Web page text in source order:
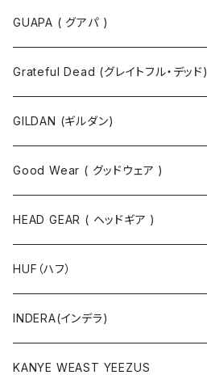
半袖Tシャツ
長袖Tシャツ
ポロシャツ
シャツ
スウェット
パーカ
ジャケット
ニット
ボトムス
セットアップ
ジャケット
GUAPA ( グアパ )
Grateful Dead (グレイトフル・デッド)
GILDAN (ギルダン)
ソックス
Good Wear ( グッドウェア )
HEAD GEAR ( ヘッドギア )
HUF（ハフ）
INDERA(インデラ)
KANYE WEAST YEEZUS